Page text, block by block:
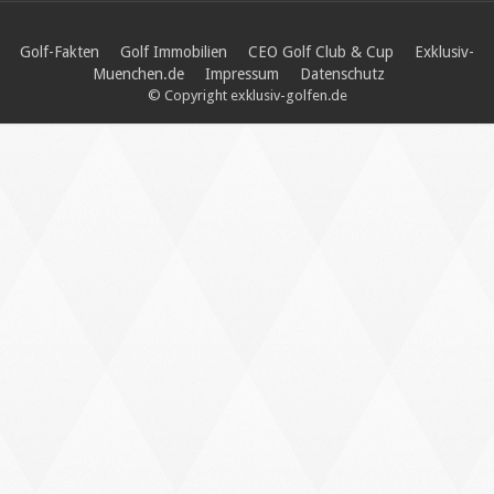
Golf-Fakten Golf Immobilien CEO Golf Club & Cup
Exklusiv-
Muenchen.de
Impressum Datenschutz
© Copyright exklusiv-golfen.de